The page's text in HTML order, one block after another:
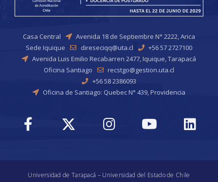
Casa Central
Avenida 18 de Septiembre N° 2222, Arica
Sede Iquique
direseciqq@uta.cl
+56 57 2727100
Avenida Luis Emilio Recabarren 2477, Iquique, Tarapacá
Oficina Santiago
recstgo@gestion.uta.cl
+56 58 2386093
Oficina de Santiago: Quebec N° 439, Providencia
Universidad de Tarapacá – Universidad del Estado de Chile